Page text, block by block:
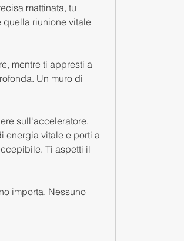
mattinata, tu
riunione vitale
mentre ti appresti a
Un muro di
sull'acceleratore.
energia vitale e porti a
Ti aspetti il
importa. Nessuno